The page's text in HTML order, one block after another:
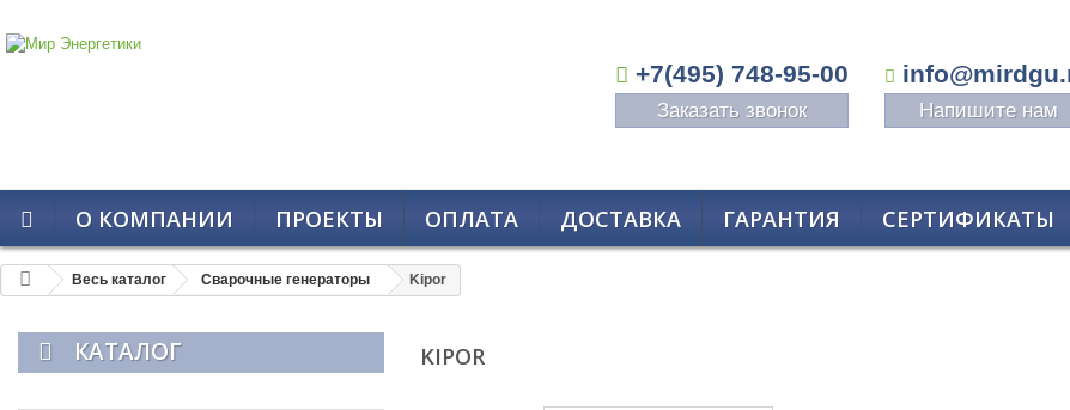
+7(495) 748-95-00
Заказать звонок Напишите нам
О КОМПАНИИ ПРОЕКТЫ ОПЛАТА ДОСТАВКА ГАРАНТИЯ СЕРТИФИКАТЫ
Весь каталог Сварочные генераторы Kipor
КАТАЛОГ KIPOR